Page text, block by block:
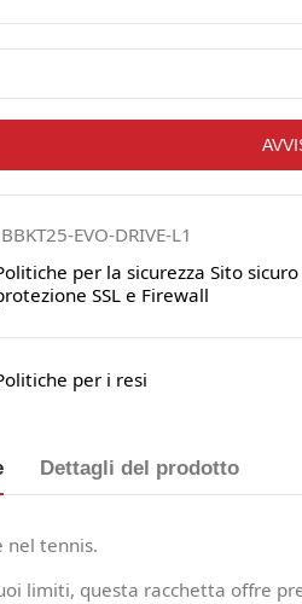
BBKT25-EVO-DRIVE-L1
per la sicurezza Sito sicuro
SSL e Firewall
per i resi
Dettagli del prodotto
nel tennis.
limiti, questa racchetta offre